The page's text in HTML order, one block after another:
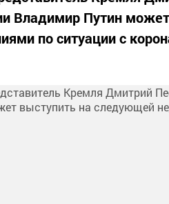
Владимир Путин
по ситуации с